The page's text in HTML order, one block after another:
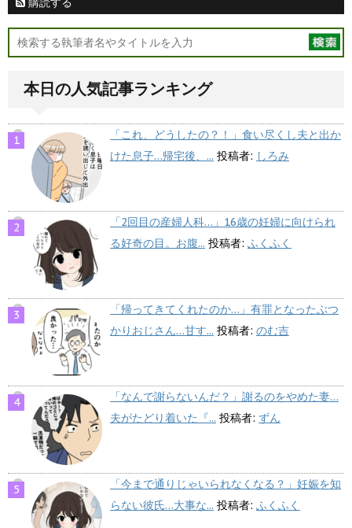
本日の人気記事ランキング
「これ、どうしたの？！」食い尽くし夫と出か
けた息子…帰宅後、... 投稿者: しろみ
「2回目の産婦人科…」16歳の妊婦に向けられ
る好奇の目。お腹... 投稿者: ふくふく
「帰ってきてくれたのか…」有罪となったぶつ
かりおじさん…甘す... 投稿者: のむ吉
「なんで謝らないんだ？」謝るのをやめた妻…
夫がたどり着いた『... 投稿者: ずん
「今まで通りじゃいられなくなる？」妊娠を知
らない彼氏…大事な... 投稿者: ふくふく